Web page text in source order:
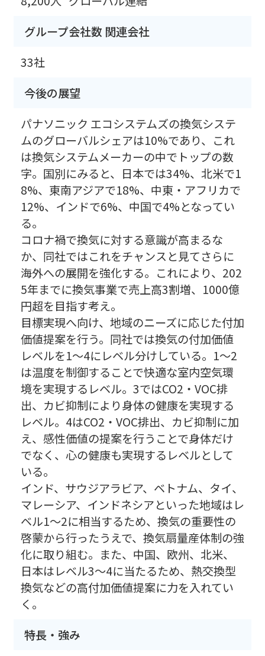
グループ会社数 関連会社
33社
今後の展望
パナソニック エコシステムズの換気システ
ムのグローバルシェアは10%であり、これ
は換気システムメーカーの中でトップの数
字。国別にみると、日本では34%、北米で1
8%、東南アジアで18%、中東・アフリカで
12%、インドで6%、中国で4%となってい
る。
コロナ禍で換気に対する意識が高まるな
か、同社ではこれをチャンスと見てさらに
海外への展開を強化する。これにより、202
5年までに換気事業で売上高3割増、1000億
円超を目指す考え。
目標実現へ向け、地域のニーズに応じた付加
価値提案を行う。同社では換気の付加価値
レベルを1〜4にレベル分けしている。1〜2
は温度を制御することで快適な室内空気環
境を実現するレベル。3ではCO2・VOC排
出、カビ抑制により身体の健康を実現する
レベル。4はCO2・VOC排出、カビ抑制に加
え、感性価値の提案を行うことで身体だけ
でなく、心の健康も実現するレベルとして
いる。
インド、サウジアラビア、ベトナム、タイ、
マレーシア、インドネシアといった地域はレ
ベル1〜2に相当するため、換気の重要性の
啓蒙から行ったうえで、換気扇量産体制の強
化に取り組む。また、中国、欧州、北米、
日本はレベル3〜4に当たるため、熱交換型
換気などの高付加価値提案に力を入れてい
く。
特長・強み